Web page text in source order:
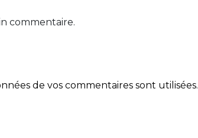
commentaire.
de vos commentaires sont utilisées.